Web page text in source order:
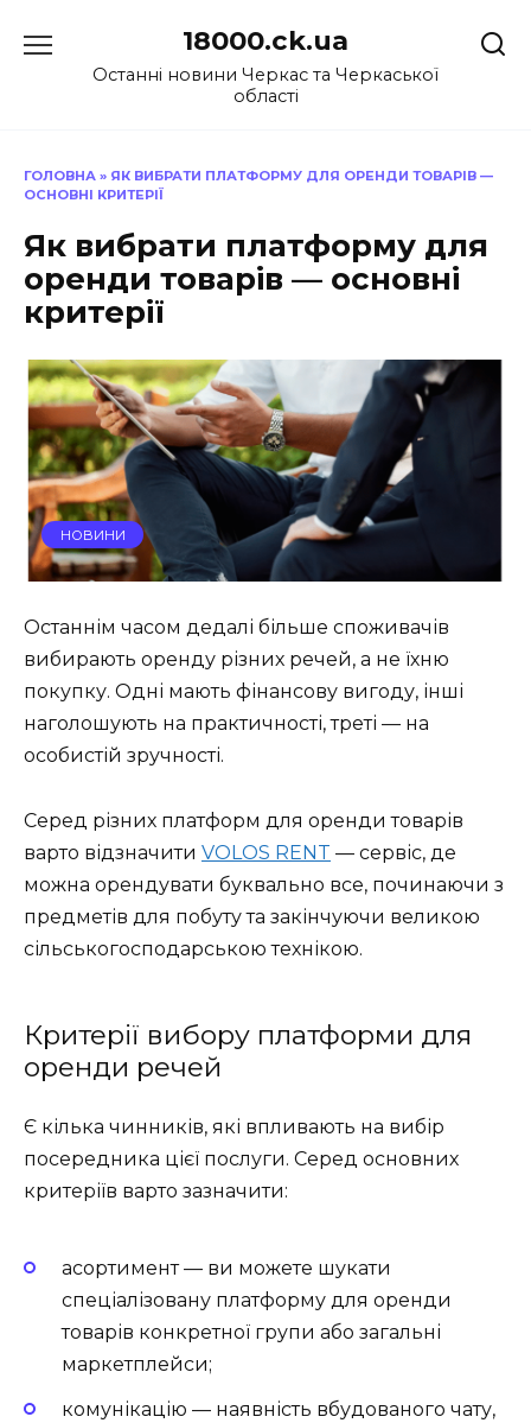
до
18000.ck.ua
Останні новини Черкас та Черкаської
області
ГОЛОВНА » ЯК ВИБРАТИ ПЛАТФОРМУ ДЛЯ ОРЕНДИ ТОВАРІВ —
ОСНОВНІ КРИТЕРІЇ
Як вибрати платформу для
оренди товарів — основні
критерії
НОВИНИ
Останнім часом дедалі більше споживачів
вибирають оренду різних речей, а не їхню
покупку. Одні мають фінансову вигоду, інші
наголошують на практичності, треті — на
особистій зручності.
Серед різних платформ для оренди товарів
варто відзначити VOLOS RENT — сервіс, де
можна орендувати буквально все, починаючи з
предметів для побуту та закінчуючи великою
сільськогосподарською технікою.
Критерії вибору платформи для
оренди речей
Є кілька чинників, які впливають на вибір
посередника цієї послуги. Серед основних
критеріїв варто зазначити:
асортимент— ви можете шукати
спеціалізовану платформу для оренди
товарів конкретної групи або загальні
маркетплейси;
комунікацію — наявність вбудованого чату,